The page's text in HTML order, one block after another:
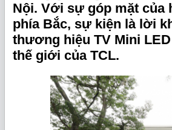
Nội. Với sự góp mặt
phía Bắc, sự kiện là lời
thương hiệu TV Mini
thế giới của TCL.